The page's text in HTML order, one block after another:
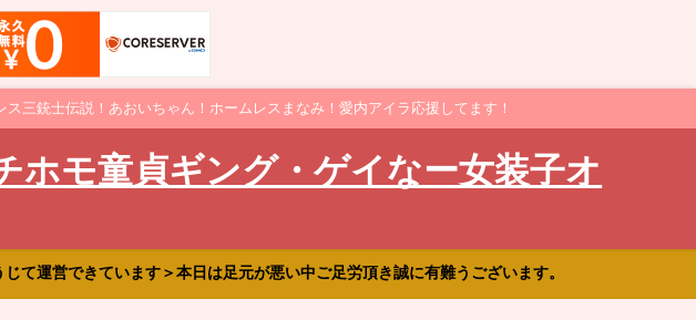
三銃士伝説！あおいちゃん！ホームレスまなみ！愛内アイラ応援してます！
ホモ童貞ギング・ゲイなー女装子オ
て運営できています＞本日は足元が悪い中ご足労頂き誠に有難うございます。